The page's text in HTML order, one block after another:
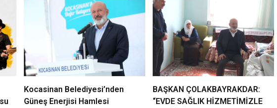
Kocasinan Belediyesi’nden
Güneş Enerjisi Hamlesi
BAŞKAN ÇOLAKBAYRAKDAR:
“EVDE SAĞLIK HİZMETİMİZLE